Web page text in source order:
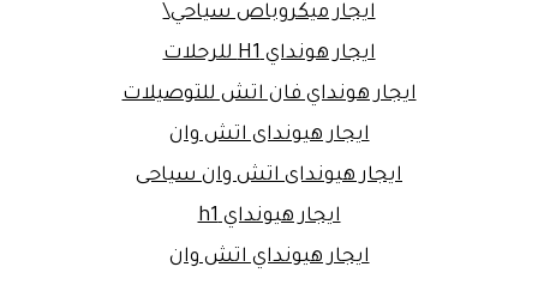
ايجار ميكروباص سياحي\
ايجار هونداي H1 للرحلات
ايجار هونداي فان اتش للتوصيلات
ايجار هيونداى اتش وان
ايجار هيونداى اتش وان سياحى
ايجار هيونداي h1
ايجار هيونداي اتش وان